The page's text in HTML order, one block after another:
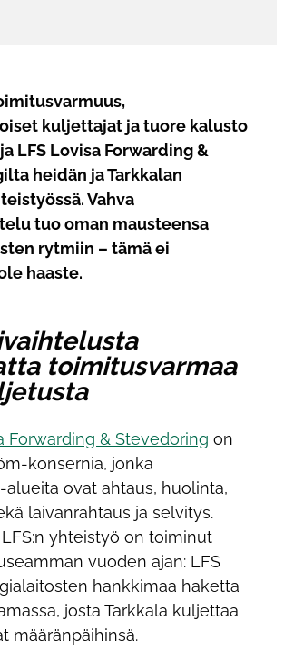
kuljettajat ja tuore kalusto
LFS Lovisa Forwarding &
heidän ja Tarkkalan
Vahva
tuo oman mausteensa
rytmiin – tämä ei
haaste.
toimitusvarmaa
Forwarding & Stevedoring on
konsernia, jonka
ovat ahtaus, huolinta,
laivanrahtaus ja selvitys.
yhteistyö on toiminut
vuoden ajan: LFS
hankkimaa haketta
josta Tarkkala kuljettaa
määränpäihinsä.